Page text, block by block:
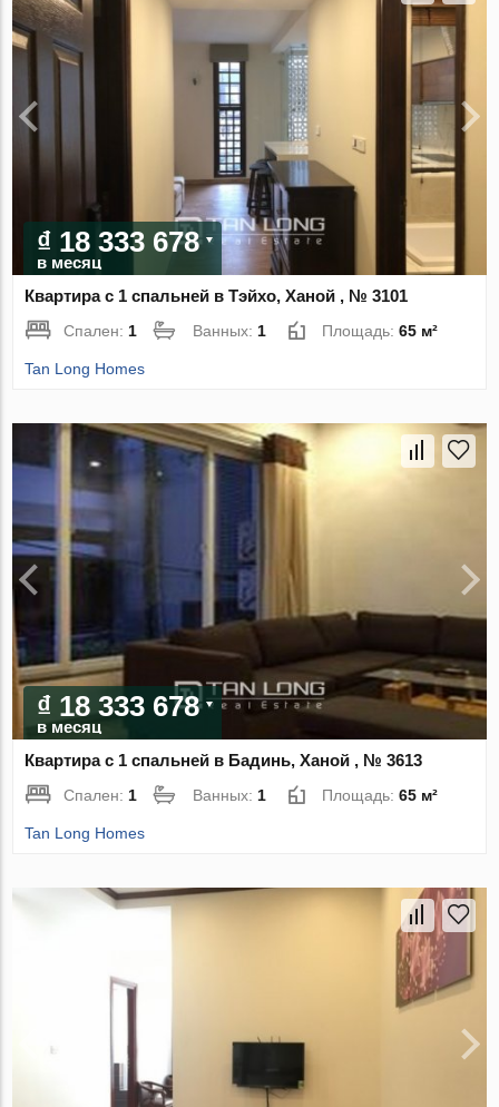
₫ 18 333 678
в месяц
Квартира с 1 спальней в Тэйхо, Ханой , № 3101
Спален:1 Ванных:1 Площадь:65 м²
Tan Long Homes
₫ 18 333 678
в месяц
Квартира с 1 спальней в Бадинь, Ханой , № 3613
Спален: 1 Ванных: 1 Площадь:65 м²
Tan Long Homes